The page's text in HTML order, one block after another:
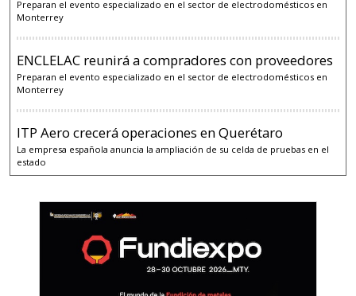
Preparan el evento especializado en el sector de electrodomésticos en
Monterrey
ENCLELAC reunirá a compradores con proveedores
Preparan el evento especializado en el sector de electrodomésticos en
Monterrey
ITP Aero crecerá operaciones en Querétaro
La empresa española anuncia la ampliación de su celda de pruebas en el
estado